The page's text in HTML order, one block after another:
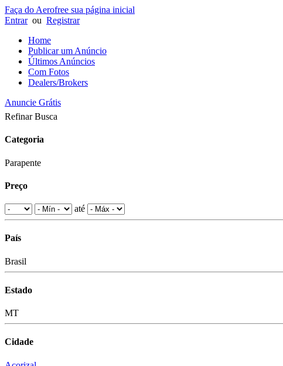
Faça do Aerofree sua página inicial
Entrarou Registrar
Home
Publicar um Anúncio
Últimos Anúncios
Com Fotos
Dealers/Brokers
Anuncie Grátis
Refinar Busca
Categoria
Parapente
Preço
até
País
Brasil
Estado
MT
Cidade